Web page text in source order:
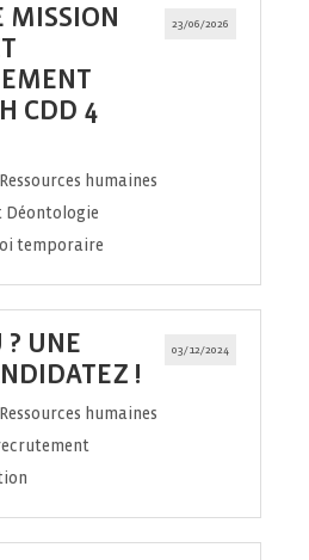
23/06/2026
MISSION
CDD 4
humaines
Déontologie
temporaire
03/12/2024
? UNE
!
fenêtre)
humaines